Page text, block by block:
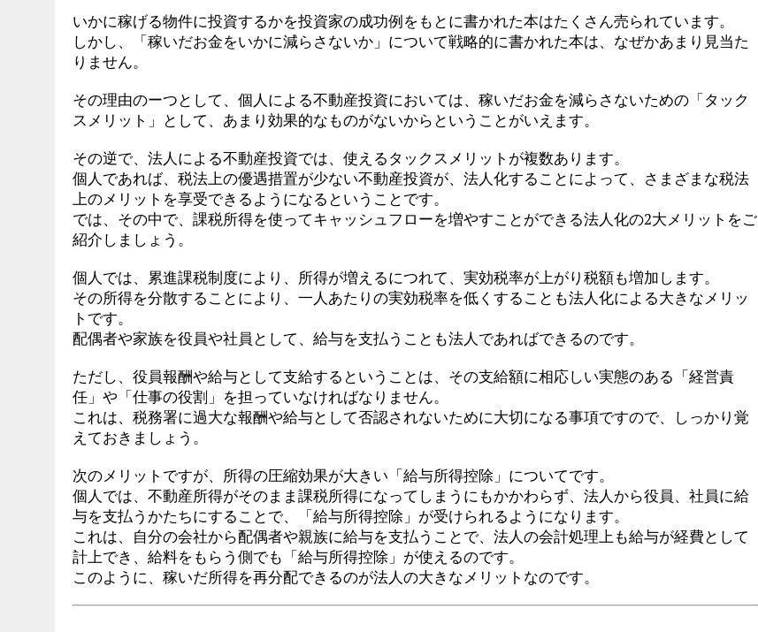
いかに稼げる物件に投資するかを投資家の成功例をもとに書かれた本はたくさん売られています。
しかし、「稼いだお金をいかに減らさないか」について戦略的に書かれた本は、なぜかあまり見当た
りません。
その理由のーつとして、個人による不動産投資においては、稼いだお金を減らさないための「タック
スメリット」として、あまり効果的なものがないからということがいえます。
その逆で、法人による不動産投資では、使えるタックスメリットが複数あります。
個人であれば、税法上の優遇措置が少ない不動産投資が、法人化することによって、さまざまな税法
上のメリットを享受できるようになるということです。
では、その中で、課税所得を使ってキャッシュフローを増やすことができる法人化の2大メリットをご
紹介しましょう。
個人では、累進課税制度により、所得が増えるにつれて、実効税率が上がり税額も増加します。
その所得を分散することにより、一人あたりの実効税率を低くすることも法人化による大きなメリッ
トです。
配偶者や家族を役員や社員として、給与を支払うことも法人であればできるのです。
ただし、役員報酬や給与として支給するということは、その支給額に相応しい実態のある「経営責
任」や「仕事の役割」を担っていなければなりません。
これは、税務署に過大な報酬や給与として否認されないために大切になる事項ですので、しっかり覚
えておきましょう。
次のメリットですが、所得の圧縮効果が大きい「給与所得控除」についてです。
個人では、不動産所得がそのまま課税所得になってしまうにもかかわらず、法人から役員、社員に給
与を支払うかたちにすることで、「給与所得控除」が受けられるようになります。
これは、自分の会社から配偶者や親族に給与を支払うことで、法人の会計処理上も給与が経費として
計上でき、給料をもらう側でも「給与所得控除」が使えるのです。
このように、稼いだ所得を再分配できるのが法人の大きなメリットなのです。